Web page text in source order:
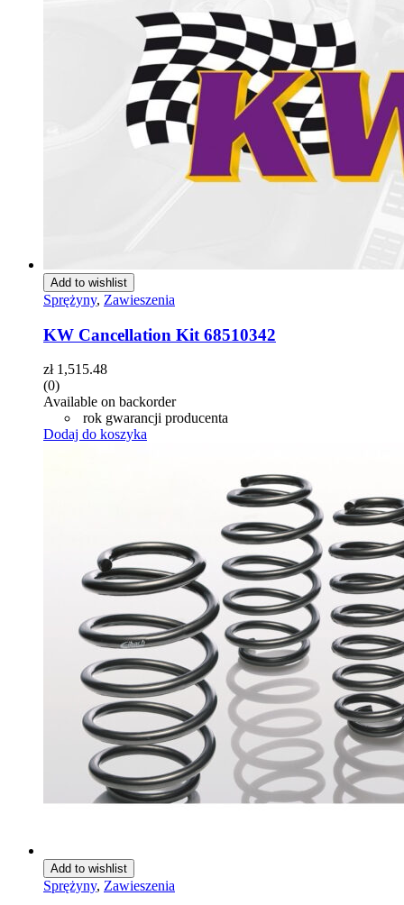
Add to wishlist
Sprężyny, Zawieszenia
KW Cancellation Kit 68510342
zł1,515.48
(0)
Available on backorder
rok gwarancji producenta
Dodaj do koszyka
Add to wishlist
Sprężyny, Zawieszenia